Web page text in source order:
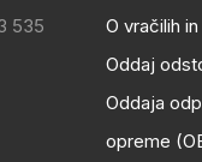
535
O vračilih
Oddaj
Oddaja
opreme